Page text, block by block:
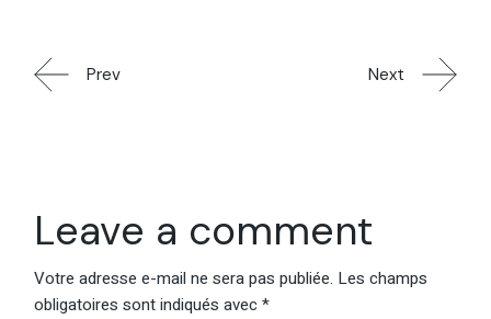
Prev Next
Leave a comment
Votre adresse e-mail ne sera pas publiée. Les champs
obligatoires sont indiqués avec*